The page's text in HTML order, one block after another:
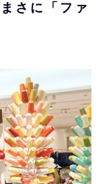
まさに「ファ